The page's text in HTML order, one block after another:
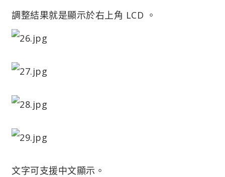
調整結果就是顯示於右上角 LCD 。
文字可支援中文顯示。